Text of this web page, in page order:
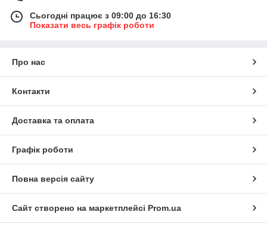
Сьогодні працює з 09:00 до 16:30
Показати весь графік роботи
Про нас
Контакти
Доставка та оплата
Графік роботи
Повна версія сайту
Сайт створено на маркетплейсі Prom.ua